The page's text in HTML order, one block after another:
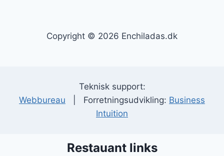
Copyright © 2026 Enchiladas.dk
Teknisk support:
Webbureau | Forretningsudvikling: Business
Intuition
Restauant links